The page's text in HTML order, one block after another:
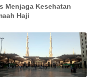
Menjaga Kesehatan
Haji